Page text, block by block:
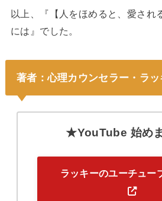
以上、『【人をほめると、愛され
には』でした。
著者：心理カウンセラー・ラッ
★YouTube 始め
ラッキーのユーチュー